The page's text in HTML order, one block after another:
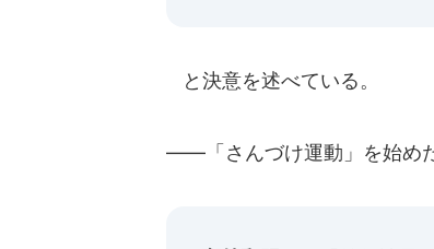
と決意を述べている。
――「さんづけ運動」を始め